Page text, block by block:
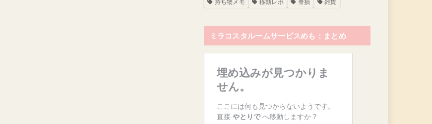
持ち物メモ
移動レポ 脊損 雑貨
ミラコスタルームサービスめも：まとめ